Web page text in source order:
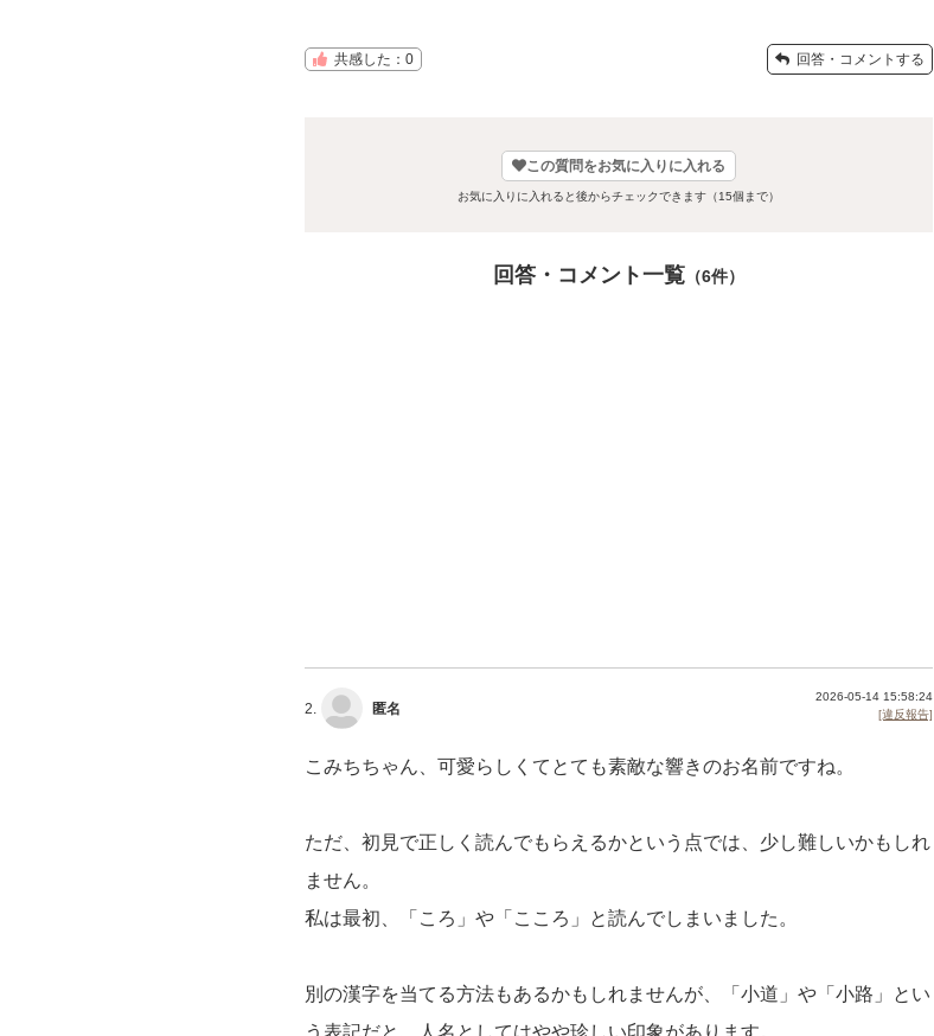
共感した：0 回答・コメントする
この質問をお気に入りに入れる
お気に入りに入れると後からチェックできます（15個まで）
回答・コメント一覧 （6件）
2. 匿名
2026-05-14 15:58:24
[違反報告]
こみちちゃん、可愛らしくてとても素敵な響きのお名前ですね。
ただ、初見で正しく読んでもらえるかという点では、少し難しいかもしれ
ません。
私は最初、「ころ」や「こころ」と読んでしまいました。
別の漢字を当てる方法もあるかもしれませんが、「小道」や「小路」とい